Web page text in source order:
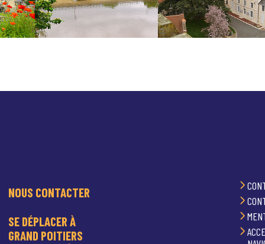
NOUS CONTACTER
SE DÉPLACER À
GRAND POITIERS